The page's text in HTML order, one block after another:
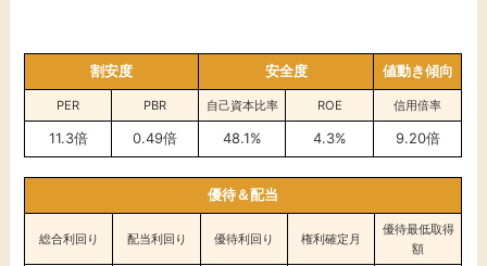
割安度 安全度 値動き傾向
PER PBR 自己資本比率 ROE 信用倍率
11.3倍 0.49倍 48.1% 4.3% 9.20倍
優待＆配当
総合利回り 配当利回り 優待利回り 権利確定月
優待最低取得
額